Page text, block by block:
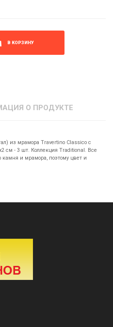
В КОРЗИНУ
О ПРОДУКТЕ
из мрамора Travertino Classico с
см - 3 шт. Коллекция Traditional. Все
и мрамора, поэтому цвет и